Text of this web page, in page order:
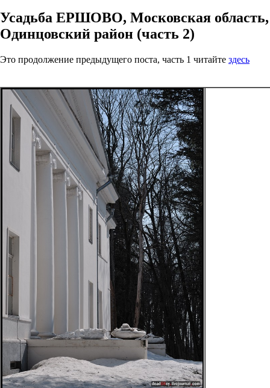
Усадьба ЕРШОВО, Московская область,
Одинцовский район (часть 2)
Это продолжение предыдущего поста, часть 1 читайте здесь